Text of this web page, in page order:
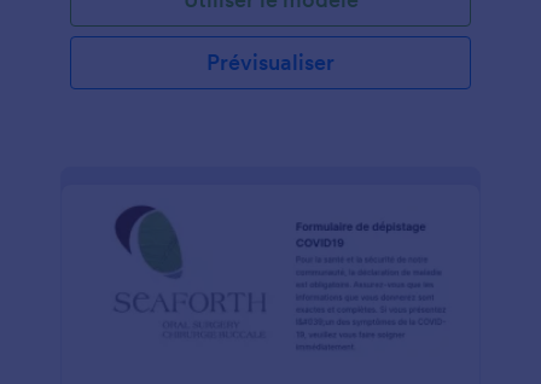
partager le formulaire avec un lien ou de l'intégrer
dans votre site Web et de visualiser les réponses de
votre compte Secure Jotform - protégé par la
vos réponses de sondage dans les tables Jotform ou
utiliser Jotform Report Builder pour générer
automatiquement des rapports visuels pour analyser
et partager en quelques secondes! Les
commentaires des patients sont essentiels à
l'amélioration de votre pratique médicale -
Prévisualiser